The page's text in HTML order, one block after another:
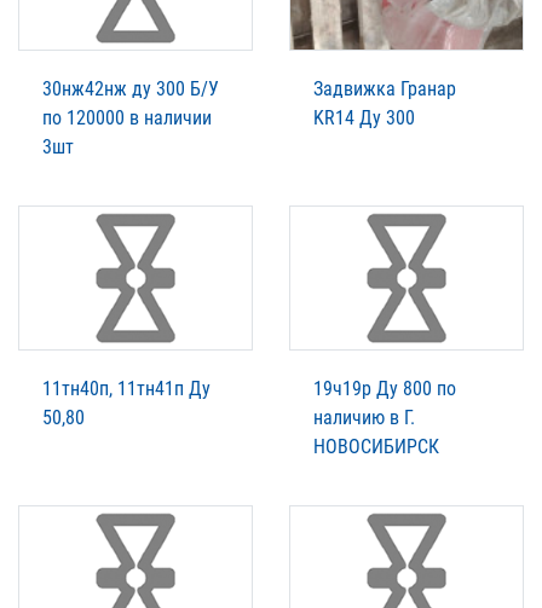
30нж42нж ду 300 Б/У
по 120000 в наличии
3шт
Задвижка Гранар
KR14 Ду 300
11тн40п, 11тн41п Ду
50,80
19ч19р Ду 800 по
наличию в Г.
НОВОСИБИРСК